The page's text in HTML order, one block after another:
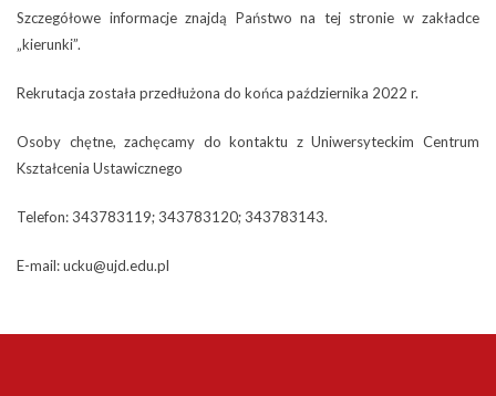
Szczegółowe informacje znajdą Państwo na tej stronie w zakładce
„kierunki”.
Rekrutacja została przedłużona do końca października 2022 r.
Osoby chętne, zachęcamy do kontaktu z Uniwersyteckim Centrum
Kształcenia Ustawicznego
Telefon: 343783119; 343783120; 343783143.
E-mail: ucku@ujd.edu.pl